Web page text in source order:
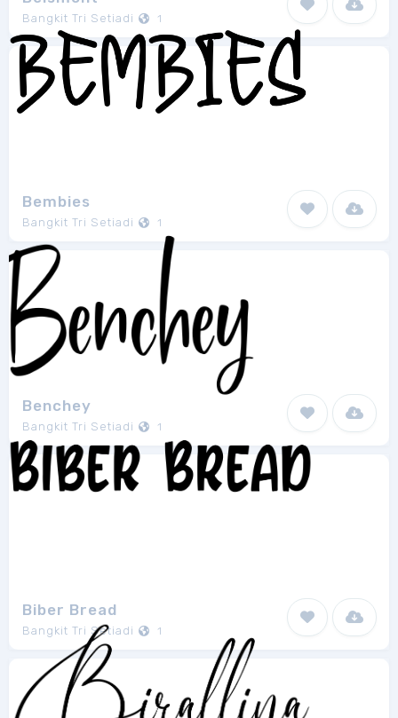
Bangkit Tri Setiadi 1
Bembies
Bangkit Tri Setiadi 1
Benchey
Bangkit Tri Setiadi 1
Biber Bread
Bangkit Tri Setiadi 1